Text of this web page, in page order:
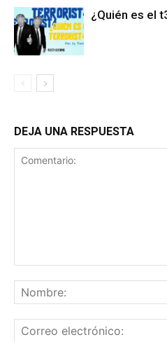
¿Quién es el
DEJA UNA RESPUESTA